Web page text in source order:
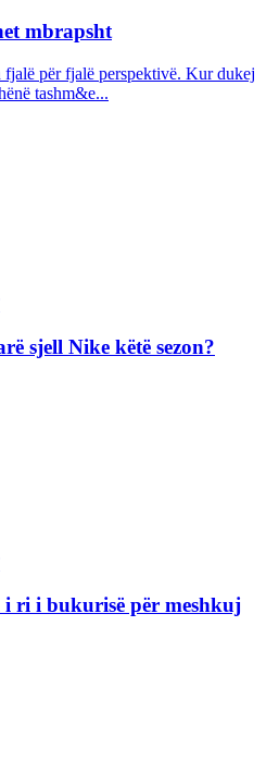
mbrapsht
për fjalë perspektivë. Kur dukej
tashm&e...
sjell Nike këtë sezon?
i ri i bukurisë për meshkuj